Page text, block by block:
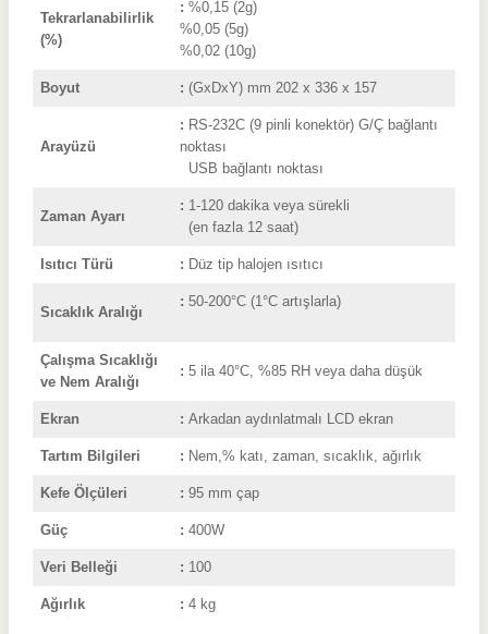
Tekrarlanabilirlik
(%)
: %0,15 (2g)
%0,05 (5g)
%0,02 (10g)
Boyut : (GxDxY) mm 202 x 336 x 157
Arayüzü
: RS-232C (9 pinli konektör) G/Ç bağlantı
noktası
USB bağlantı noktası
Zaman Ayarı
: 1-120 dakika veya sürekli
(en fazla 12 saat)
Isıtıcı Türü : Düz tip halojen ısıtıcı
Sıcaklık Aralığı
: 50-200°C (1°C artışlarla)
Çalışma Sıcaklığı
ve Nem Aralığı
: 5 ila 40°C, %85 RH veya daha düşük
Ekran : Arkadan aydınlatmalı LCD ekran
Tartım Bilgileri : Nem,% katı, zaman, sıcaklık, ağırlık
Kefe Ölçüleri : 95 mm çap
Güç : 400W
Veri Belleği : 100
Ağırlık : 4 kg